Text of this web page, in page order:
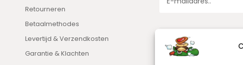
Retourneren
Betaalmethodes
Levertijd & Verzendkosten
Garantie & Klachten